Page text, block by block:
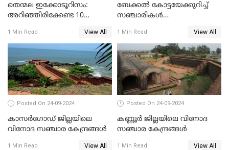
തെന്മല ഇക്കോടൂറിസം:
അറിഞ്ഞിരിക്കേണ്ട 10
1 Min Read View All
ബേക്കൽ കോട്ടയേക്കുറിച്ച്
സഞ്ചാരികൾ
കാര്യങ്ങൾ
1 Min Read View All
Posted On 24-09-2024
കാസർഗോഡ് ജില്ലയിലെ
വിനോദ സഞ്ചാര കേന്ദ്രങ്ങൾ
1 Min Read View All
Posted On 24-09-2024
കണ്ണൂർ ജില്ലയിലെ വിനോദ
സഞ്ചാര കേന്ദ്രങ്ങൾ
1 Min Read View All